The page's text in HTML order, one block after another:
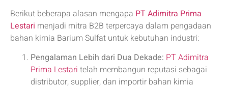
Berikut beberapa alasan mengapa PT Adimitra Prima
Lestari menjadi mitra B2B terpercaya dalam pengadaan
bahan kimia Barium Sulfat untuk kebutuhan industri:
Pengalaman Lebih dari Dua Dekade: PT Adimitra
Prima Lestari telah membangun reputasi sebagai
distributor, supplier, dan importir bahan kimia